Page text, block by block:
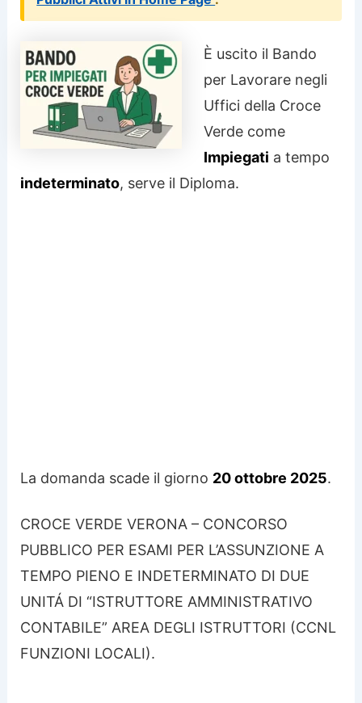
È uscito il Bando
per Lavorare negli
Uffici della Croce
Verde come
Impiegati a tempo
indeterminato, serve il Diploma.
La domanda scade il giorno 20 ottobre 2025.
CROCE VERDE VERONA – CONCORSO
PUBBLICO PER ESAMI PER L’ASSUNZIONE A
TEMPO PIENO E INDETERMINATO DI DUE
UNITÁ DI “ISTRUTTORE AMMINISTRATIVO
CONTABILE” AREA DEGLI ISTRUTTORI (CCNL
FUNZIONI LOCALI).